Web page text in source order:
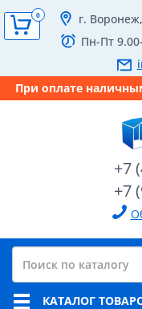
г.
Пн-Пт
При оплате
+7
+7
0
КАТАЛОГ